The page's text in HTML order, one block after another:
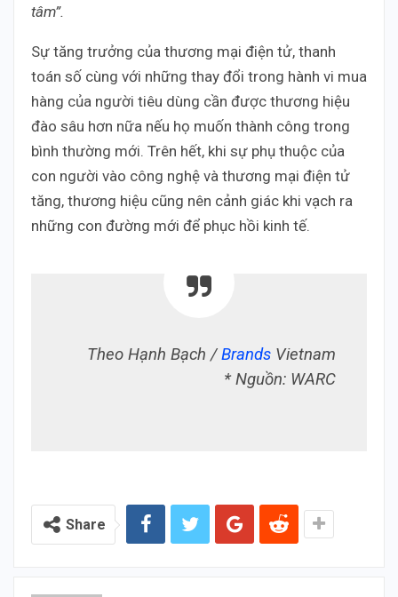
tâm”.
Sự tăng trưởng của thương mại điện tử, thanh
toán số cùng với những thay đổi trong hành vi mua
hàng của người tiêu dùng cần được thương hiệu
đào sâu hơn nữa nếu họ muốn thành công trong
bình thường mới. Trên hết, khi sự phụ thuộc của
con người vào công nghệ và thương mại điện tử
tăng, thương hiệu cũng nên cảnh giác khi vạch ra
những con đường mới để phục hồi kinh tế.
Theo Hạnh Bạch /Brands Vietnam
* Nguồn: WARC
Share